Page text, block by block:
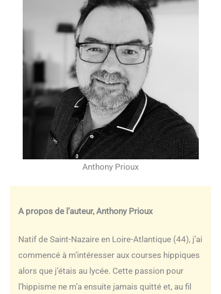
Anthony Prioux
A propos de l’auteur, Anthony Prioux
Natif de Saint-Nazaire en Loire-Atlantique (44), j’ai
commencé à m’intéresser aux courses hippiques
alors que j’étais au lycée. Cette passion pour
l’hippisme ne m’a ensuite jamais quitté et, au fil